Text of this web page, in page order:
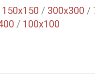
150x150 / 300x300 /
/ 100x100